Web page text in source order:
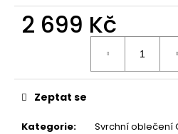
2 699 Kč
Kategorie:
Svrchní oblečení
Zeptat se